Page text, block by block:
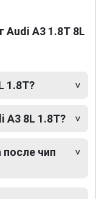
A3 1.8T 8L
1.8T?
A3 8L 1.8T?
после чип